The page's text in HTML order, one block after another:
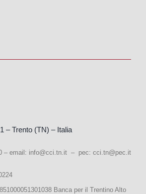
– Trento (TN) – Italia
– email: info@cci.tn.it – pec: cci.tn@pec.it
Banca per il Trentino Alto